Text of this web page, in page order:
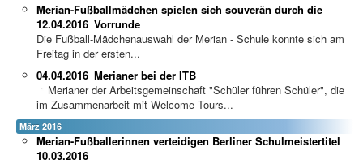
Merian-Fußballmädchen spielen sich souverän durch die
Vorrunde
12.04.2016
Die Fußball-Mädchenauswahl der Merian - Schule konnte sich am
Freitag in der ersten...
Merianer bei der ITB
04.04.2016
Merianer der Arbeitsgemeinschaft "Schüler führen Schüler", die
im Zusammenarbeit mit Welcome Tours...
März 2016
Merian-Fußballerinnen verteidigen Berliner Schulmeistertitel
10.03.2016